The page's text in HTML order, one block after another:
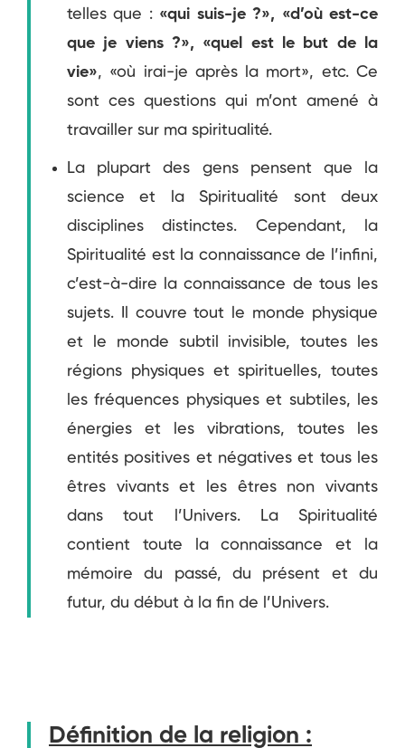
telles que :«qui suis-je ?», «d’où est-ce
que je viens ?», «quel est le but de la
vie», «où irai-je après la mort», etc. Ce
sont ces questions qui m’ont amené à
travailler sur ma spiritualité.
La plupart des gens pensent que la
science et la Spiritualité sont deux
disciplines distinctes. Cependant, la
Spiritualité est la connaissance de l’infini,
c’est-à-dire la connaissance de tous les
sujets. Il couvre tout le monde physique
et le monde subtil invisible, toutes les
régions physiques et spirituelles, toutes
les fréquences physiques et subtiles, les
énergies et les vibrations, toutes les
entités positives et négatives et tous les
êtres vivants et les êtres non vivants
dans tout l’Univers. La Spiritualité
contient toute la connaissance et la
mémoire du passé, du présent et du
futur, du début à la fin de l’Univers.
Définition de la religion :